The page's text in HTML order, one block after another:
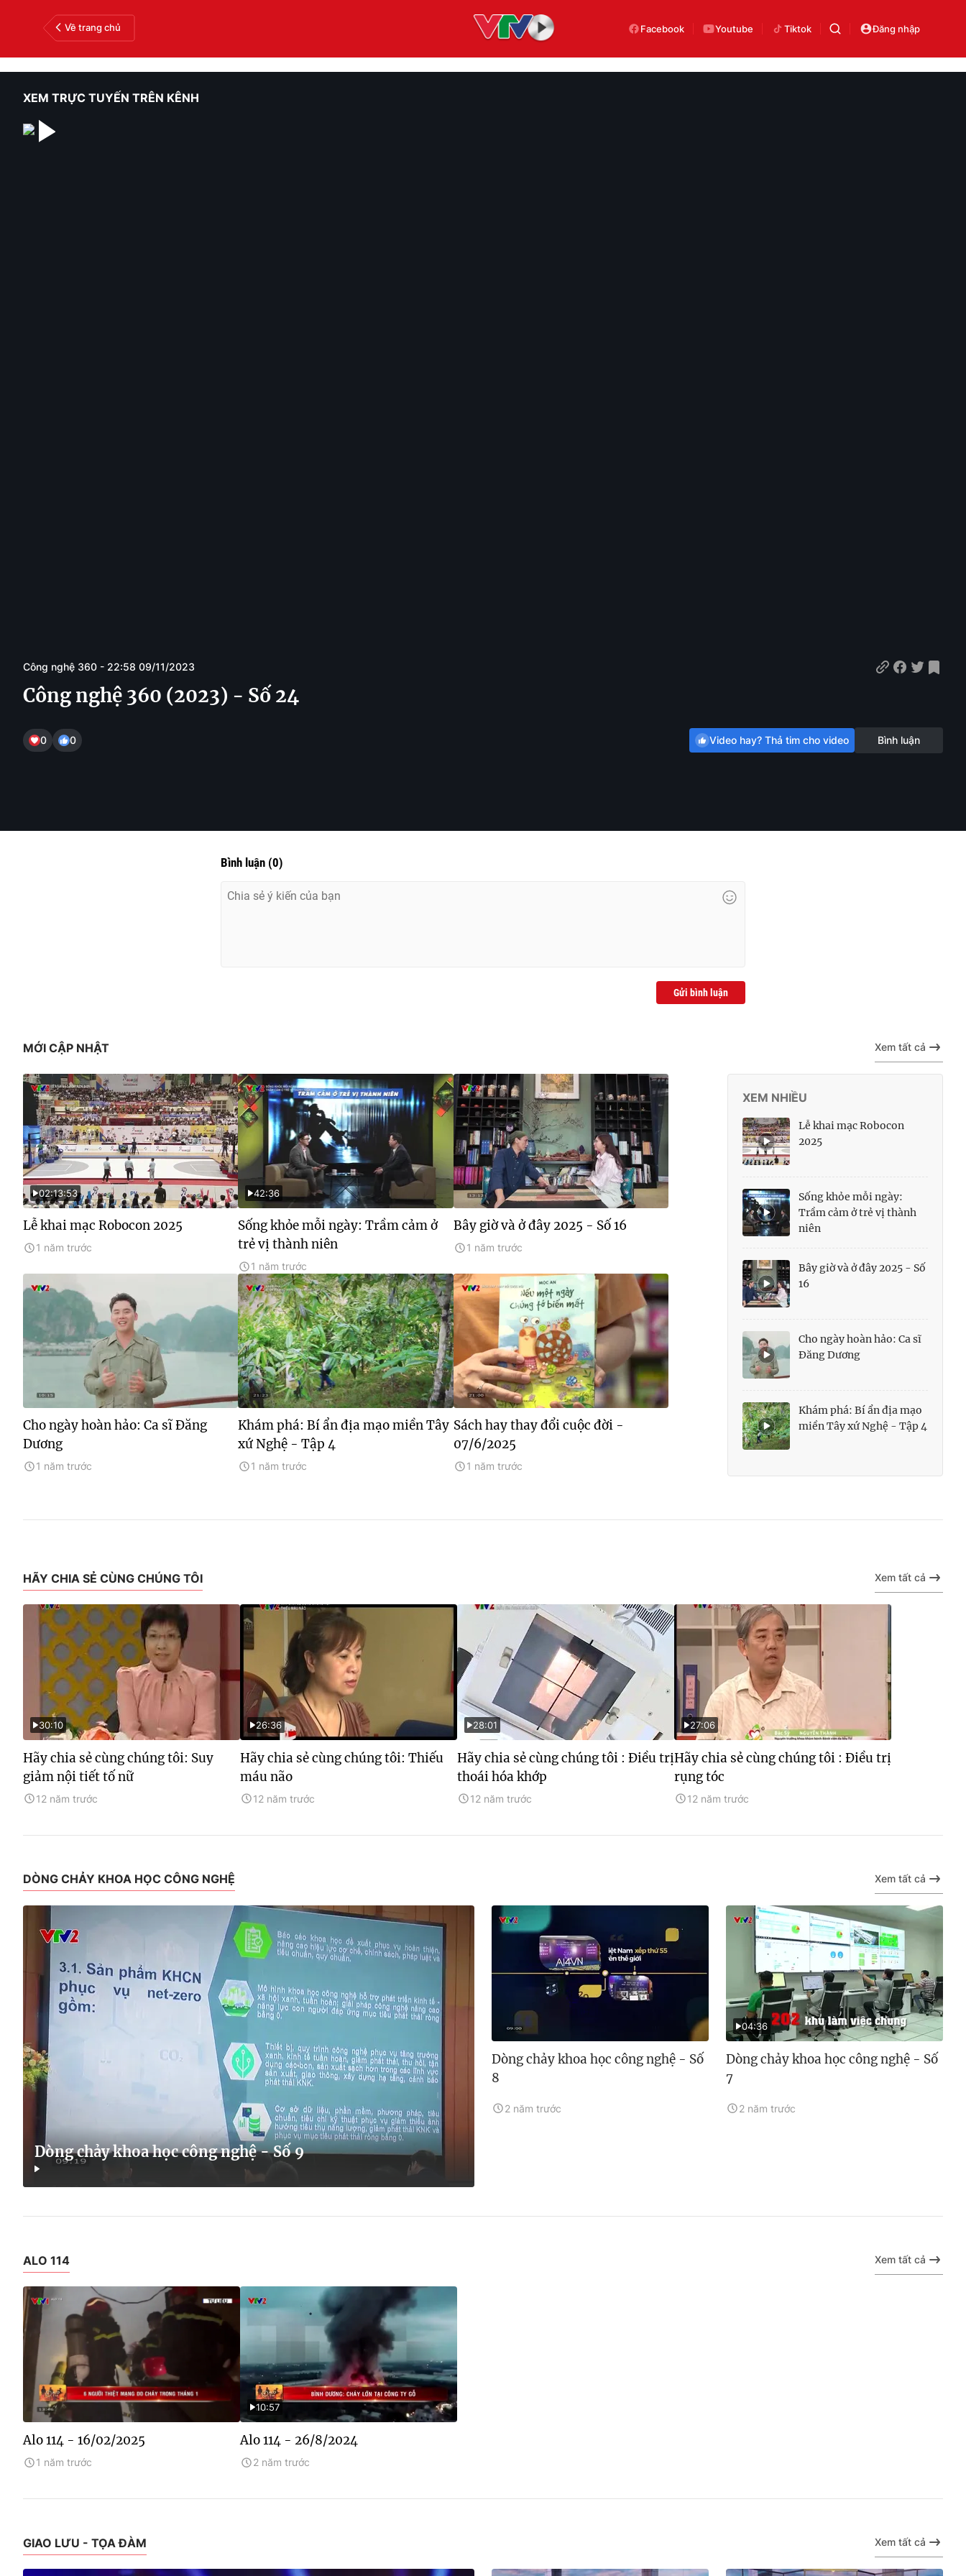
Về trang chủ Facebook Youtube Tiktok Đăng nhập
XEM TRỰC TUYẾN TRÊN KÊNH
Công nghệ 360 - 22:58 09/11/2023
Công nghệ 360 (2023) - Số 24
0 0 Video hay? Thả tim cho video Bình luận
Bình luận (0)
Gửi bình luận
MỚI CẬP NHẬT Xem tất cả
02:13:53
Lễ khai mạc Robocon 2025
1 năm trước
42:36
Sống khỏe mỗi ngày: Trầm cảm ở
trẻ vị thành niên
1 năm trước
Bây giờ và ở đây 2025 - Số 16
1 năm trước
Cho ngày hoàn hảo: Ca sĩ Đăng
Dương
1 năm trước
Khám phá: Bí ẩn địa mạo miền Tây
xứ Nghệ - Tập 4
1 năm trước
Sách hay thay đổi cuộc đời -
07/6/2025
1 năm trước
XEM NHIỀU
Lễ khai mạc Robocon
2025
Sống khỏe mỗi ngày:
Trầm cảm ở trẻ vị thành
niên
Bây giờ và ở đây 2025 - Số
16
Cho ngày hoàn hảo: Ca sĩ
Đăng Dương
Khám phá: Bí ẩn địa mạo
miền Tây xứ Nghệ - Tập 4
HÃY CHIA SẺ CÙNG CHÚNG TÔI Xem tất cả
30:10
Hãy chia sẻ cùng chúng tôi: Suy
giảm nội tiết tố nữ
12 năm trước
26:36
Hãy chia sẻ cùng chúng tôi: Thiếu
máu não
12 năm trước
28:01
Hãy chia sẻ cùng chúng tôi : Điều trị
thoái hóa khớp
12 năm trước
27:06
Hãy chia sẻ cùng chúng tôi : Điều trị
rụng tóc
12 năm trước
DÒNG CHẢY KHOA HỌC CÔNG NGHỆ Xem tất cả
Dòng chảy khoa học công nghệ - Số 9
Dòng chảy khoa học công nghệ - Số
8
2 năm trước
04:36
Dòng chảy khoa học công nghệ - Số
7
2 năm trước
ALO 114 Xem tất cả
Alo 114 - 16/02/2025
1 năm trước
10:57
Alo 114 - 26/8/2024
2 năm trước
GIAO LƯU - TỌA ĐÀM Xem tất cả